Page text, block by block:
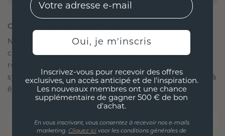
CRÉÉ POUR LA CONNEXION
Notre philosophie en matière de design est de
créer des liens, chaque pièce étant conçue pour
résister à l'épreuve du temps. Elle devient votre
symbole d'amour et de moments chéris, destinée à
être portée et chérie pour toujours.
Oui, je m'inscris
Inscrivez-vous pour recevoir des offres
exclusives, un accès anticipé et de l'inspiration.
Les nouveaux membres ont une chance
supplémentaire de gagner 500 € de bon
d'achat.
En vous inscrivant, vous consentez à recevoir nos e-mails
marketing. Cliquez ici voor les conditions générales de